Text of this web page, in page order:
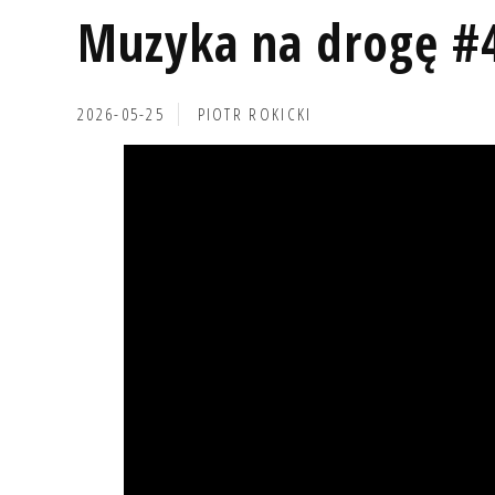
Muzyka na drogę
2026-05-25 PIOTR ROKICKI